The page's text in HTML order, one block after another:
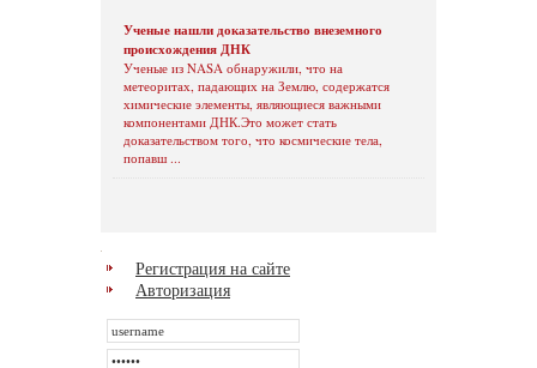
Ученые нашли доказательство внеземного
происхождения ДНК
Ученые из NASA обнаружили, что на
метеоритах, падающих на Землю, содержатся
химические элементы, являющиеся важными
компонентами ДНК.Это может стать
доказательством того, что космические тела,
попавш ...
Регистрация на сайте
Авторизация